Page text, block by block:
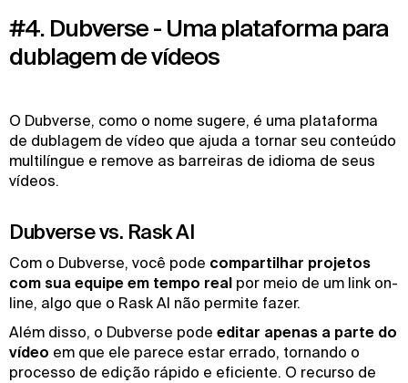
#4. Dubverse - Uma plataforma para
dublagem de vídeos
O Dubverse, como o nome sugere, é uma plataforma
de dublagem de vídeo que ajuda a tornar seu conteúdo
multilíngue e remove as barreiras de idioma de seus
vídeos.
Dubverse vs. Rask AI
Com o Dubverse, você pode compartilhar projetos
com sua equipe em tempo real por meio de um link on-
line, algo que o Rask AI não permite fazer.
Além disso, o Dubverse pode editar apenas a parte do
vídeo em que ele parece estar errado, tornando o
processo de edição rápido e eficiente. O recurso de